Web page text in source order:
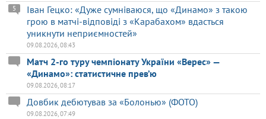
Іван Гецко: «Дуже сумніваюся, що «Динамо» з такою
грою в матчі-відповіді з «Карабахом» вдасться
уникнути неприємностей»
5
09.08.2026, 08:43
Матч 2-го туру чемпіонату України «Верес» —
«Динамо»: статистичне прев’ю
09.08.2026, 08:17
Довбик дебютував за «Болонью» (ФОТО)
09.08.2026, 07:49